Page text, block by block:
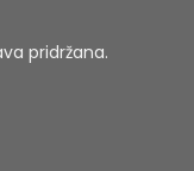
pridržana.